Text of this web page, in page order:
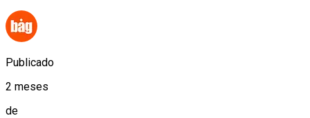
Publicado
2 meses
de